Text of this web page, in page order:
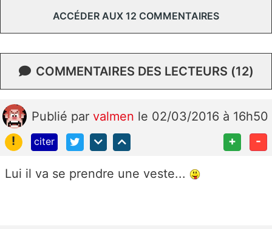
ACCÉDER AUX 12 COMMENTAIRES
COMMENTAIRES DES LECTEURS (12)
Publié par valmen le 02/03/2016 à 16h50
!
citer + -
Lui il va se prendre une veste...